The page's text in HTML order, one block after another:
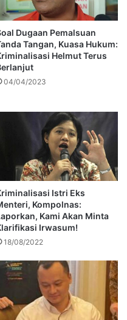
Dugaan Pemalsuan
Tangan, Kuasa Hukum:
Helmut Terus
04/04/2023
Istri Eks
Kompolnas:
Kami Akan Minta
Irwasum!
18/08/2022